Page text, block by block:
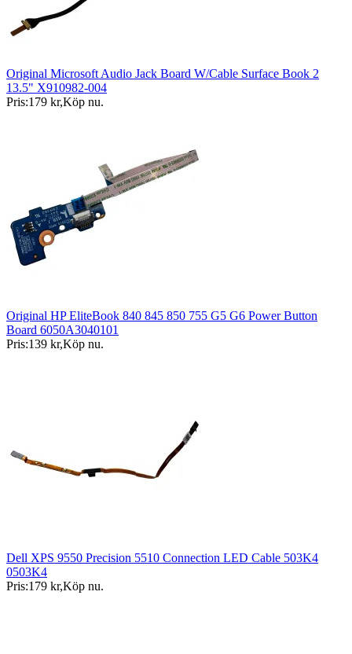
Original Microsoft Audio Jack Board W/Cable Surface Book 2
13.5" X910982-004
Pris:179 kr,Köp nu.
Original HP EliteBook 840 845 850 755 G5 G6 Power Button
Board 6050A3040101
Pris:139 kr,Köp nu.
Dell XPS 9550 Precision 5510 Connection LED Cable 503K4
0503K4
Pris:179 kr,Köp nu.